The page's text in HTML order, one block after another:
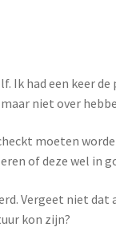
Ik had een keer
niet over
moeten
of deze wel in
Vergeet niet dat
kon zijn?